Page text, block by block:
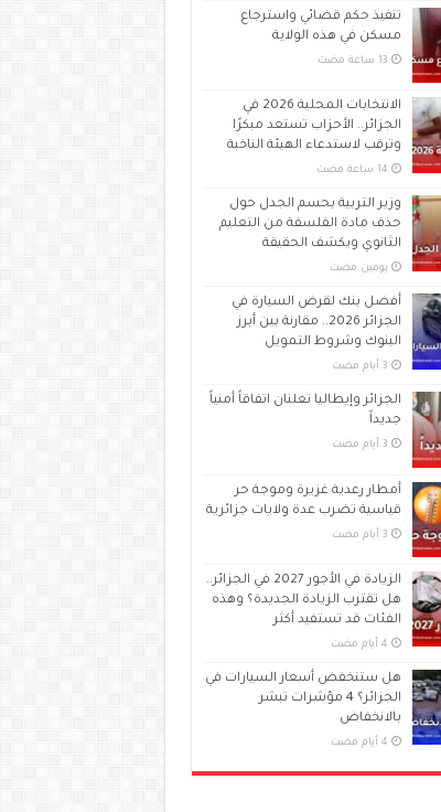
تنفيذ حكم قضائي واسترجاع
مسكن في هذه الولاية
الانتخابات المحلية 2026 في
الجزائر.. الأحزاب تستعد مبكرًا
وترقب لاستدعاء الهيئة الناخبة
وزير التربية يحسم الجدل حول
حذف مادة الفلسفة من التعليم
الثانوي ويكشف الحقيقة
‏يومين مضت
أفضل بنك لقرض السيارة في
الجزائر 2026.. مقارنة بين أبرز
البنوك وشروط التمويل
الجزائر وإيطاليا تعلنان اتفاقاً أمنياً
جديداً
أمطار رعدية غزيرة وموجة حر
قياسية تضرب عدة ولايات جزائرية
الزيادة في الأجور 2027 في الجزائر..
هل تقترب الزيادة الجديدة؟ وهذه
الفئات قد تستفيد أكثر
هل ستنخفض أسعار السيارات في
الجزائر؟ 4 مؤشرات تبشر
بالانخفاض